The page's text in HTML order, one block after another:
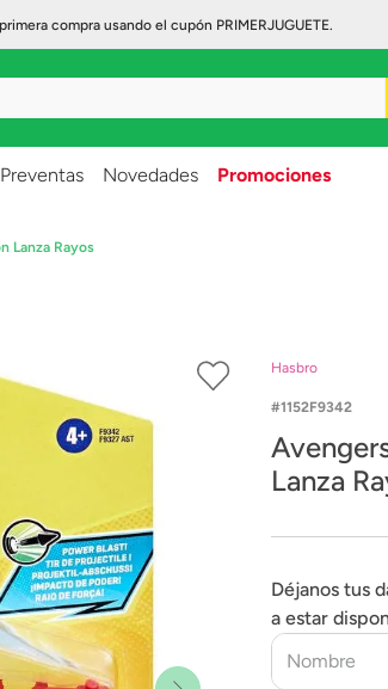
compra usando el cupón PRIMERJUGUETE.
Preventas Novedades Promociones
Lanza Rayos
Hasbro
1152F9342
Lanza
Déjanos tus
a estar